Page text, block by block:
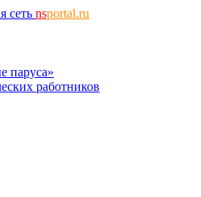
сеть nsportal.ru
паруса»
работников